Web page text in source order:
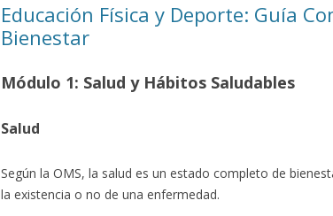
Educación Física y Deporte: Guía
Bienestar
Módulo 1: Salud y Hábitos Saludables
Salud
Según la OMS, la salud es un estado completo de
la existencia o no de una enfermedad.